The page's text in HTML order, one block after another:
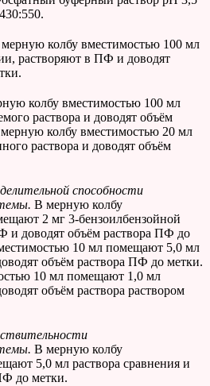
колбу вместимостью 100 мл
растворяют в ПФ и доводят
колбу вместимостью 100 мл
раствора и доводят объём
колбу вместимостью 20 мл
раствора и доводят объём
способности
В мерную колбу
2 мг 3-бензоилбензойной
и доводят объём раствора ПФ до
10 мл помещают 5,0 мл
объём раствора ПФ до метки.
10 мл помещают 1,0 мл
объём раствора раствором
В мерную колбу
5,0 мл раствора сравнения и
до метки.